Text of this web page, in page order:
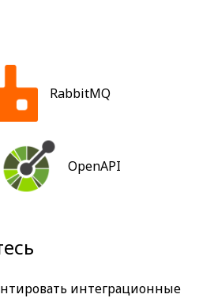
RabbitMQ
OpenAPI
интеграционные